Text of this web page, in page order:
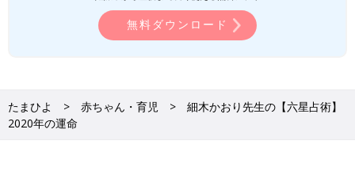
無料ダウンロード
たまひよ 赤ちゃん・育児
細木かおり先生の【六星占術】
2020年の運命